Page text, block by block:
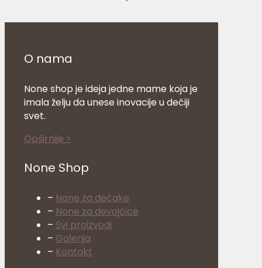
O nama
None shop je ideja jedne mame koja je
imala želju da unese inovacije u dečiji
svet.
Opširnije >
None Shop
– None za dečake
– None za devojčice
– Svi proizvodi
– Galerija
– Kontakt